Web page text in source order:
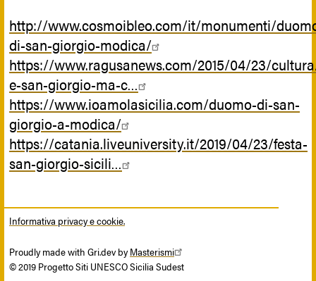
http://www.cosmoibleo.com/it/monumenti/
di-san-giorgio-modica/
https://www.ragusanews.com/2015/04/23/
e-san-giorgio-ma-c…
https://www.ioamolasicilia.com/duomo-di-san-
giorgio-a-modica/
https://catania.liveuniversity.it/2019/04/23/festa-
san-giorgio-sicili…
Informativa privacy e cookie.
Proudly made with Gri.dev byMasterismi
© 2019 Progetto Siti UNESCO Sicilia Sudest